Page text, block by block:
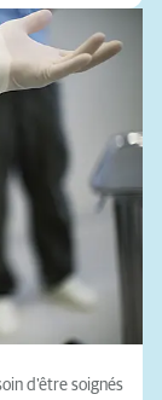
d'être soignés